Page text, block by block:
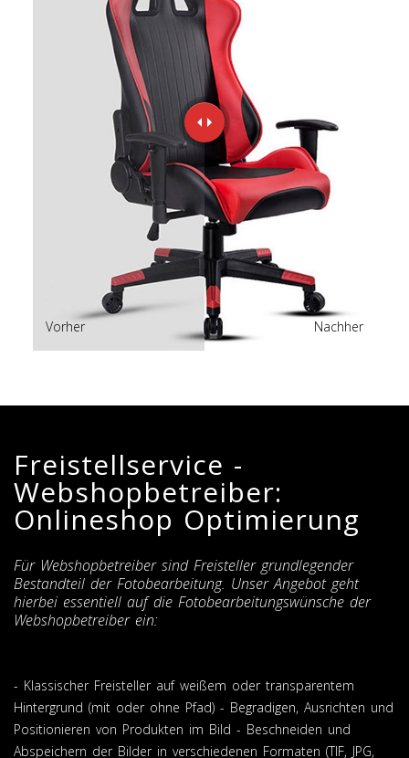
Nachher
Vorher
Freistellservice -
Webshopbetreiber:
Onlineshop Optimierung
Für Webshopbetreiber sind Freisteller grundlegender
Bestandteil der Fotobearbeitung. Unser Angebot geht
hierbei essentiell auf die Fotobearbeitungswünsche der
Webshopbetreiber ein:
- Klassischer Freisteller auf weißem oder transparentem
Hintergrund (mit oder ohne Pfad) - Begradigen, Ausrichten und
Positionieren von Produkten im Bild - Beschneiden und
Abspeichern der Bilder in verschiedenen Formaten (TIF, JPG,